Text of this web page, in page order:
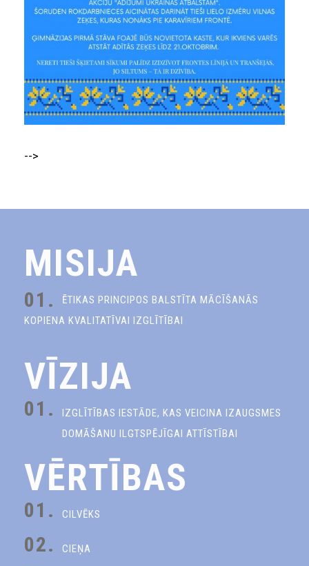
-->
MISIJA
01.
ĒTIKAS PRINCIPOS BALSTĪTA MĀCĪŠANĀS
KOPIENA KVALITATĪVAI IZGLĪTĪBAI
VĪZIJA
01.
IZGLĪTĪBAS IESTĀDE, KAS VEICINA IZAUGSMES
DOMĀŠANU ILGTSPĒJĪGAI ATTĪSTĪBAI
VĒRTĪBAS
01. CILVĒKS
02. CIEŅA